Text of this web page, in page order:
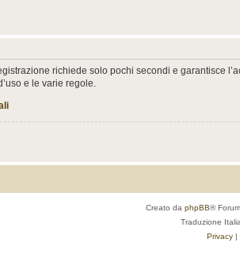
richiede solo pochi secondi e garantisce
e le varie regole.
Creato da phpBB®
Traduzione
Privacy |